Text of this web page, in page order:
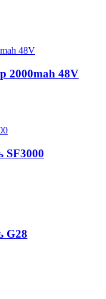
2000mah 48V
SF3000
G28